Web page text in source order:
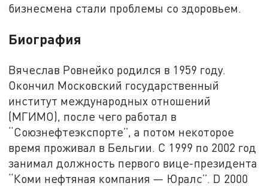
бизнесмена стали проблемы со здоровьем.
Биография
Вячеслав Ровнейко родился в 1959 году.
Окончил Московский государственный
институт международных отношений
(МГИМО), после чего работал в
“Союзнефтеэкспорте”, а потом некоторое
время проживал в Бельгии. С 1999 по 2002 год
занимал должность первого вице-президента
“Коми нефтяная компания — Юралс”. D 2000